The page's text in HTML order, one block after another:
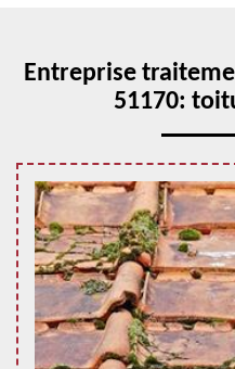
Entreprise
51170: